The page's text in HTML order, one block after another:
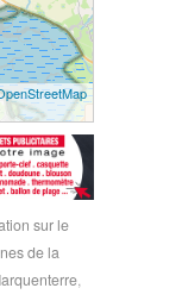
sur le
de la
,